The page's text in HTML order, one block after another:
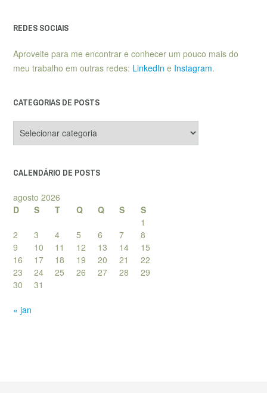
REDES SOCIAIS
Aproveite para me encontrar e conhecer um pouco mais do
meu trabalho em outras redes: LinkedIn e Instagram.
CATEGORIAS DE POSTS
de
CALENDÁRIO DE POSTS
agosto 2026
D
S T Q Q S
S
1
2
3 4 5 6 7
8
9
10 11 12 13 14
15
16
17 18 19 20 21
22
23
24 25 26 27 28
29
30
31
« jan